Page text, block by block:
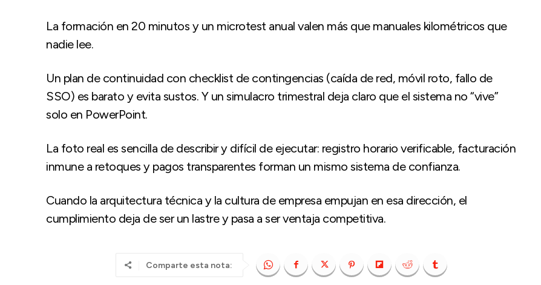
La formación en 20 minutos y un microtest anual valen más que manuales kilométricos que
nadie lee.
Un plan de continuidad con checklist de contingencias (caída de red, móvil roto, fallo de
SSO) es barato y evita sustos. Y un simulacro trimestral deja claro que el sistema no “vive”
solo en PowerPoint.
La foto real es sencilla de describir y difícil de ejecutar: registro horario verificable, facturación
inmune a retoques y pagos transparentes forman un mismo sistema de confianza.
Cuando la arquitectura técnica y la cultura de empresa empujan en esa dirección, el
cumplimiento deja de ser un lastre y pasa a ser ventaja competitiva.
Comparte esta nota: